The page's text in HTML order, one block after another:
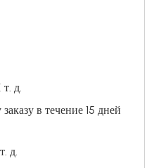
д.
в течение 15 дней
д.